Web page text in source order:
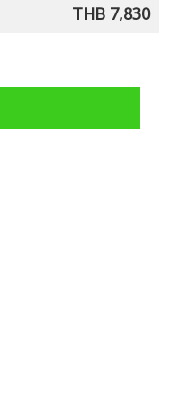
THB 7,830